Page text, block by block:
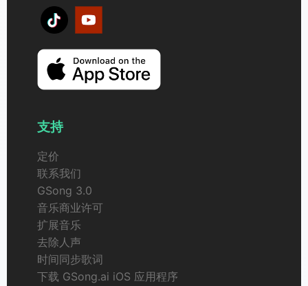
支持
定价
联系我们
GSong 3.0
音乐商业许可
扩展音乐
去除人声
时间同步歌词
下载 GSong.ai iOS 应用程序